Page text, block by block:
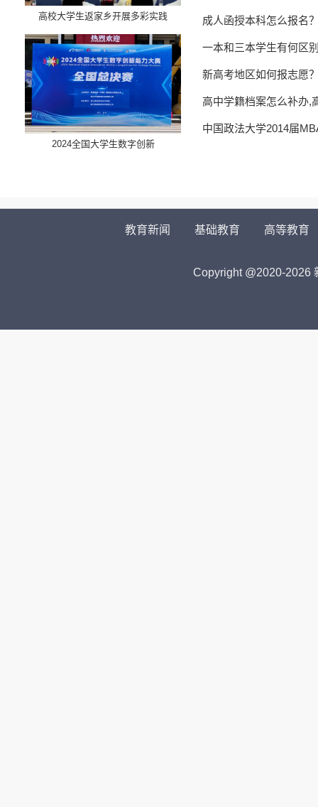
高校大学生返家乡开展多彩实践
​2024全国大学生数字创新
成人函授本科怎么报名
一本和三本学生有何区
新高考地区如何报志愿
高中学籍档案怎么补办,
中国政法大学2014届
教育新闻 基础教育 高等教育
Copyright @2020-2026